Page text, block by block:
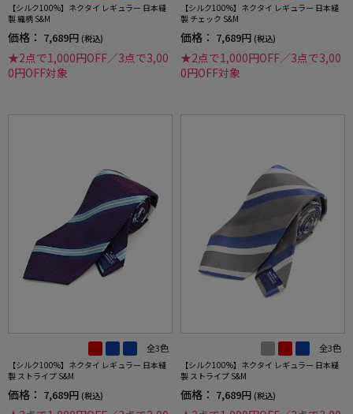
【シルク100%】ネクタイ レギュラー 日本縫
製 織柄 S&M
価格： 7,689円 (税込)
★2点で1,000円OFF／3点で3,00
0円OFF対象
【シルク100%】ネクタイ レギュラー 日本縫
製 チェック S&M
価格： 7,689円 (税込)
★2点で1,000円OFF／3点で3,00
0円OFF対象
全3色
【シルク100%】ネクタイ レギュラー 日本縫
製 ストライプ S&M
価格： 7,689円 (税込)
全3色
【シルク100%】ネクタイ レギュラー 日本縫
製 ストライプ S&M
価格： 7,689円 (税込)